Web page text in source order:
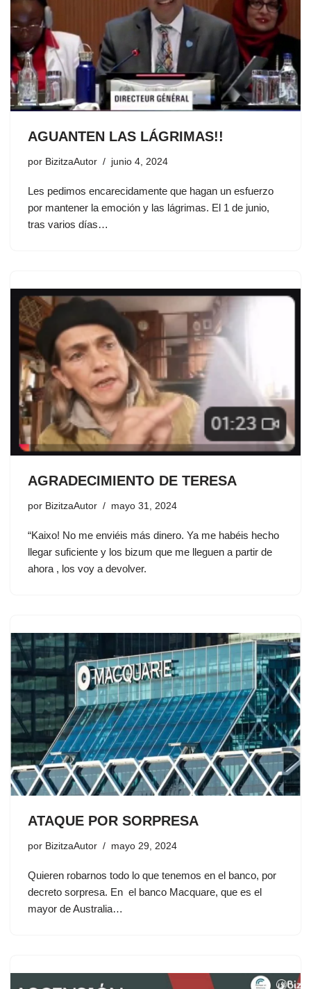
AGUANTEN LAS LÁGRIMAS!!
por BizitzaAutor junio 4, 2024
Les pedimos encarecidamente que hagan un esfuerzo
por mantener la emoción y las lágrimas. El 1 de junio,
tras varios días…
AGRADECIMIENTO DE TERESA
por BizitzaAutor mayo 31, 2024
“Kaixo! No me enviéis más dinero. Ya me habéis hecho
llegar suficiente y los bizum que me lleguen a partir de
ahora , los voy a devolver.
ATAQUE POR SORPRESA
por BizitzaAutor mayo 29, 2024
Quieren robarnos todo lo que tenemos en el banco, por
decreto sorpresa. En el banco Macquare, que es el
mayor de Australia…